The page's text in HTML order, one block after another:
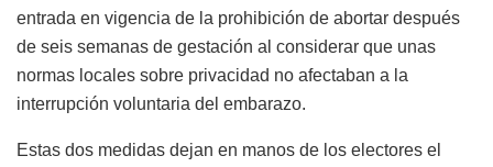
entrada en vigencia de la prohibición de abortar después
de seis semanas de gestación al considerar que unas
normas locales sobre privacidad no afectaban a la
interrupción voluntaria del embarazo.
Estas dos medidas dejan en manos de los electores el